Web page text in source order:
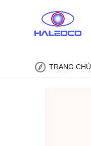
TRANG CHỦ